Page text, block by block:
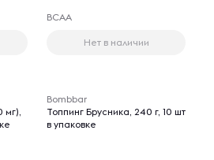
BCAA
Нет в наличии
мг),
Bombbar
Топпинг Брусника, 240 г, 10 шт
в упаковке